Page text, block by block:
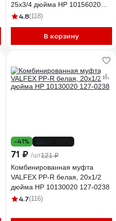
25х3/4 дюйма НР 10156020
127-0224
4.8(118)
В корзину
-41%
71 ₽ /шт121 ₽
Комбинированная муфта
VALFEX PP-R белая, 20х1/2
дюйма НР 10130020 127-0238
4.7(116)